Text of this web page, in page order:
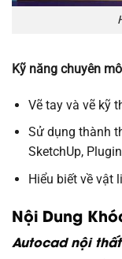
Kỹ năng chuyên
Vẽ tay và vẽ kỹ
Sử dụng thành
SketchUp,
Hiểu biết về vật
Nội Dung
Autocad nội thất